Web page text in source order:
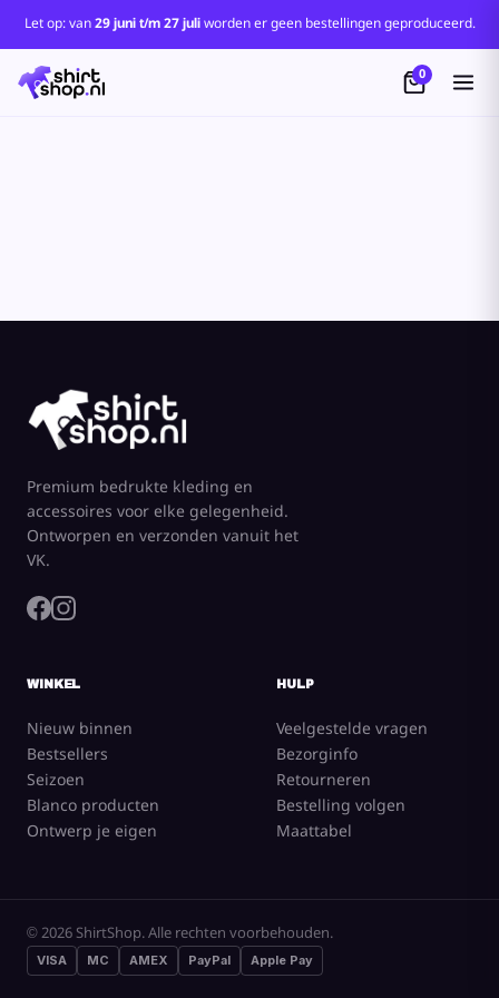
Let op: van29 juni t/m 27 juliworden er geen bestellingen geproduceerd.
0
Premium bedrukte kleding en
accessoires voor elke gelegenheid.
Ontworpen en verzonden vanuit het
VK.
WINKEL
Nieuw binnen
Bestsellers
Seizoen
Blanco producten
Ontwerp je eigen
HULP
Veelgestelde vragen
Bezorginfo
Retourneren
Bestelling volgen
Maattabel
© 2026 ShirtShop. Alle rechten voorbehouden.
VISA MC AMEX PayPal Apple Pay
Standaard
Price: Lowest First
Price: Highest First